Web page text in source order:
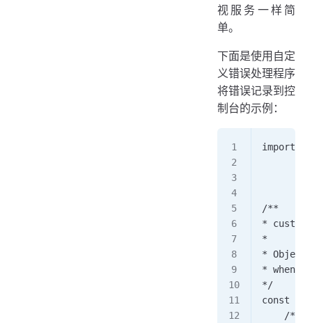
视服务一样简
单。
下面是使用自定
义错误处理程序
将错误记录到控
制台的示例：
import {
/**
*
*
*
* when
*/
const
/